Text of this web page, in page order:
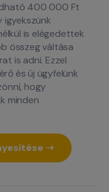
400 000 Ft
is elégedettek
összeg váltása
is adni. Ezzel
és új ügyfelünk
hogy
minden
➝